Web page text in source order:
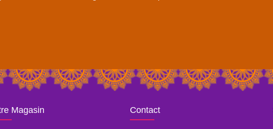
Magasin Contact